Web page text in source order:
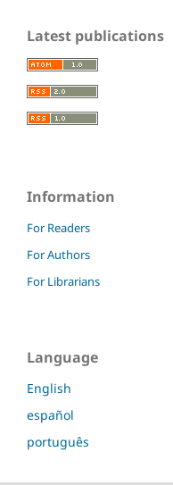
Latest publications
Information
For Readers
For Authors
For Librarians
Language
English
español
português